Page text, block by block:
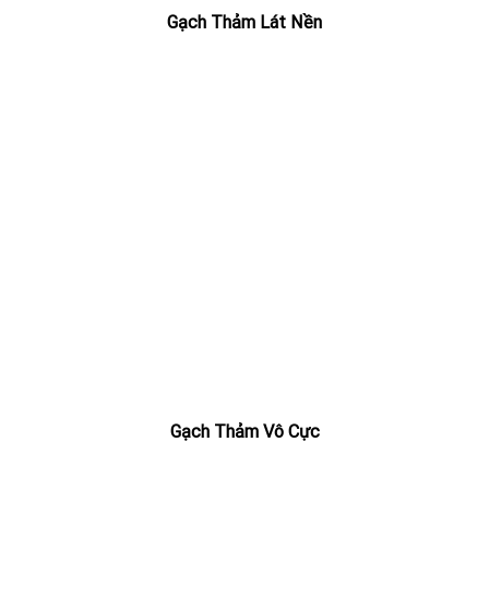
Gạch Thảm Lát Nền
Gạch Thảm Vô Cực